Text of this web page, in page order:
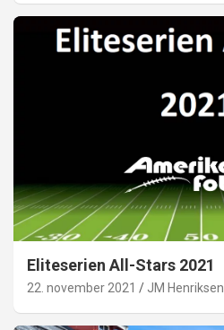
Eliteserien All-Stars 2021
22. november 2021 JM Henriksen